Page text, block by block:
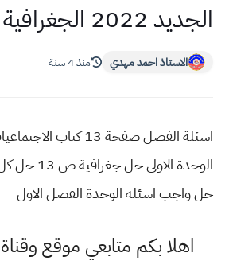
الجديد 2022 الجغرافية
الاستاذ احمد مهدي منذ 4 سنة
اسئلة الفصل صفحة 13
الوحدة
حل واجب اسئلة الوحدة الفصل الاول
اهلا بكم متابعي موقع وقناة